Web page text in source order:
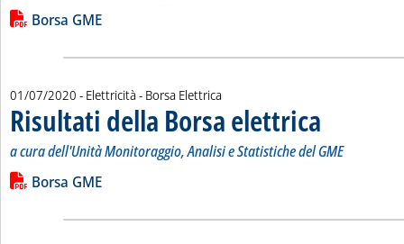
Leggi tutta la notizia: 'Risultati della Borsa elettrica'
Lista allegati PDF alla notizia
Borsa GME
01/07/2020 - Elettricità - Borsa Elettrica
Risultati della Borsa elettrica
a cura dell'Unità Monitoraggio, Analisi e Statistiche del GME
Leggi tutta la notizia: 'Risultati della Borsa elettrica'
Lista allegati PDF alla notizia
Borsa GME